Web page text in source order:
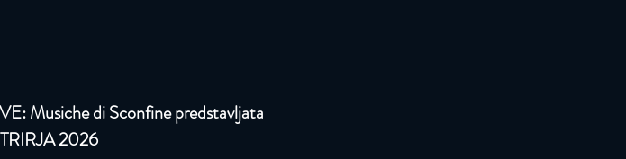
Musiche di Sconfine predstavljata
2026